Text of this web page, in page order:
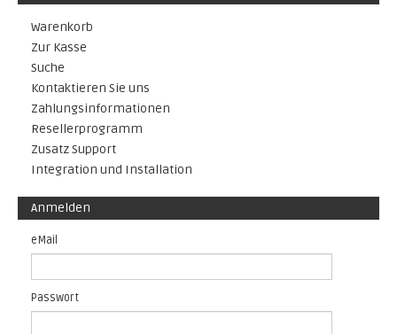
Warenkorb
Zur Kasse
Suche
Kontaktieren Sie uns
Zahlungsinformationen
Resellerprogramm
Zusatz Support
Integration und Installation
Anmelden
eMail
Passwort